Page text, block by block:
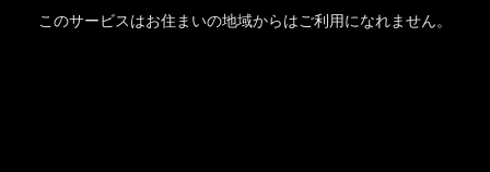
このサービスはお住まいの地域からはご利用になれません。